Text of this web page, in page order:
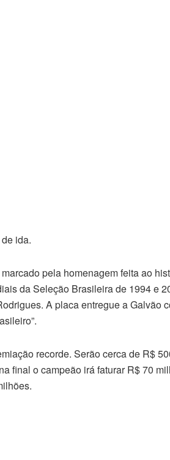
ida.
pela homenagem feita ao
da Seleção Brasileira de 1994 e
A placa entregue a Galvão
recorde. Serão cerca de R$
final o campeão irá faturar R$ 70